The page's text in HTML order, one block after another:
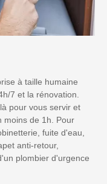
à taille humaine
7 et la rénovation.
pour vous servir et
moins de 1h. Pour
fuite d'eau,
anti-retour,
plombier d'urgence